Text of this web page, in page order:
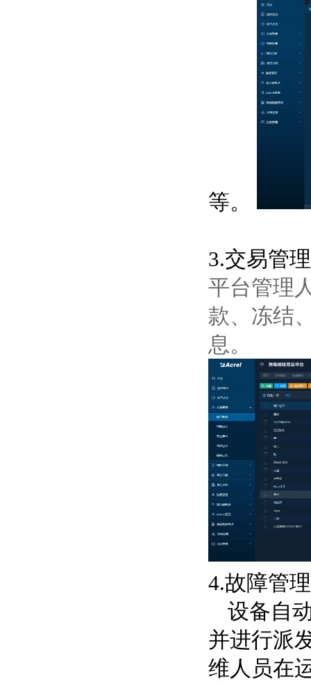
等。
3.交易管理
平台管理
款、冻结
息。
4.故障管理
设备自
并进行派
维人员在